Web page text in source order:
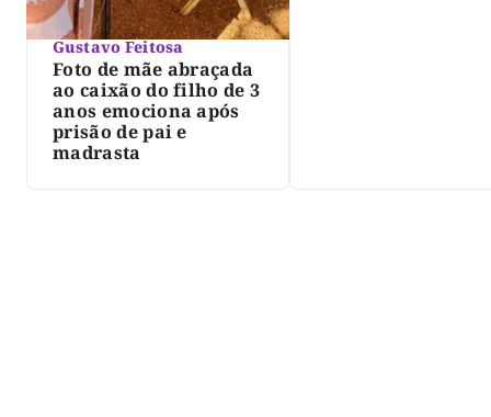
Gustavo Feitosa
Foto de mãe abraçada
ao caixão do filho de 3
anos emociona após
prisão de pai e
madrasta